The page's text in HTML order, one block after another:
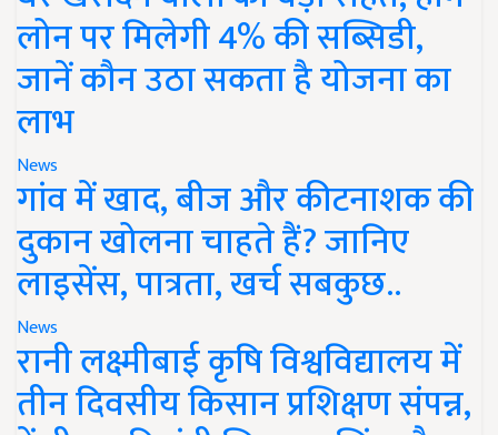
लोन पर मिलेगी 4% की सब्सिडी,
जानें कौन उठा सकता है योजना का
लाभ
News
गांव में खाद, बीज और कीटनाशक की
दुकान खोलना चाहते हैं? जानिए
लाइसेंस, पात्रता, खर्च सबकुछ..
News
रानी लक्ष्मीबाई कृषि विश्वविद्यालय में
तीन दिवसीय किसान प्रशिक्षण संपन्न,